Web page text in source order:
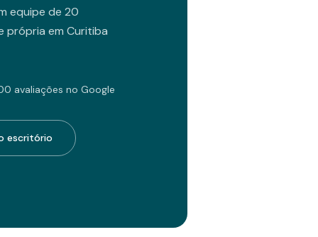
equipe de 20
própria em Curitiba
avaliações no Google
escritório